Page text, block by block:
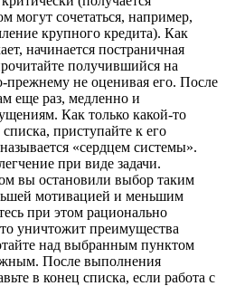
могут сочетаться, например,
крупного кредита). Как
начинается постраничная
получившийся на
прежнему не оценивая его. После
еще раз, медленно и
Как только какой-то
приступайте к его
«сердцем системы».
при виде задачи.
вы остановили выбор таким
мотивацией и меньшим
при этом рационально
уничтожит преимущества
над выбранным пунктом
После выполнения
в конец списка, если работа с